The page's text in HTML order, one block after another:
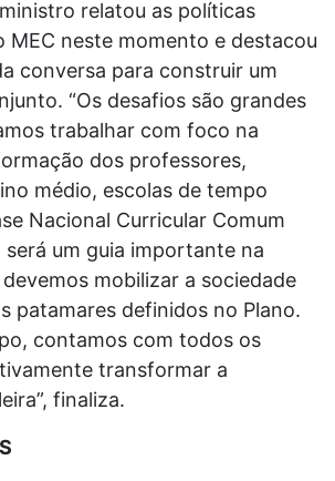
relatou as políticas
MEC neste momento e destacou
conversa para construir um
“Os desafios são grandes
trabalhar com foco na
dos professores,
médio, escolas de tempo
Nacional Curricular Comum
será um guia importante na
mobilizar a sociedade
patamares definidos no Plano.
contamos com todos os
transformar a
finaliza.